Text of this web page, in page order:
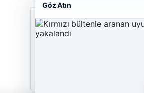
Son Eklenen Firmalar
Göz Atın